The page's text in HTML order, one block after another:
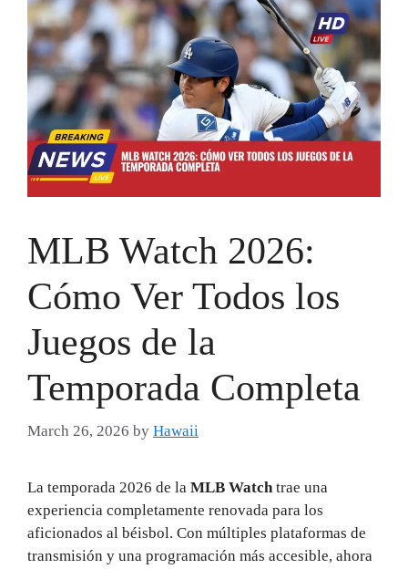
MLB Watch 2026:
Cómo Ver Todos los
Juegos de la
Temporada Completa
March 26, 2026 by Hawaii
La temporada 2026 de la MLB Watchtrae una
experiencia completamente renovada para los
aficionados al béisbol. Con múltiples plataformas de
transmisión y una programación más accesible, ahora